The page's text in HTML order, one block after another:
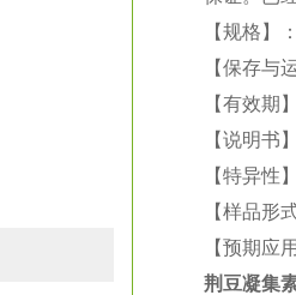
【规格】
【保存与
【有效期
【说明书
【特异性
【样品形
【预期应
荆豆凝集